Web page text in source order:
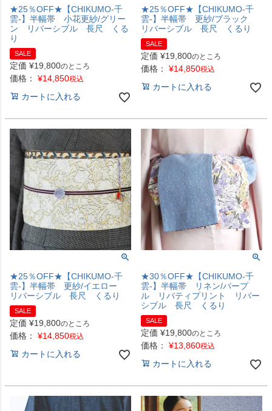
★25％OFF★【CHIKUMO-千
雲-】半幅帯 小花更紗/グリー
ン リバーシブル 長尺 くる
り
SALE
定価 ¥19,800のところ
価格： ¥14,850税込
カートに入れる
★25％OFF★【CHIKUMO-千
雲-】半幅帯 更紗/ブラック
リバーシブル 長尺 くるり
SALE
定価 ¥19,800のところ
価格： ¥14,850税込
カートに入れる
★25％OFF★【CHIKUMO-千
雲-】半幅帯 更紗/イエロー
リバーシブル 長尺 くるり
SALE
定価 ¥19,800のところ
価格： ¥14,850税込
カートに入れる
★30％OFF★【CHIKUMO-千
雲-】半幅帯 リネン/パープ
ル リバティプリント リバー
シブル 長尺 くるり
SALE
定価 ¥19,800のところ
価格： ¥13,860税込
カートに入れる